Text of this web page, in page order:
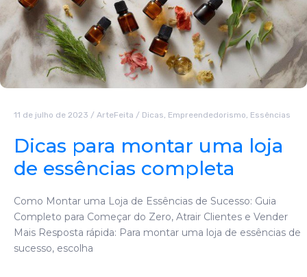
11 de julho de 2023 / ArteFeita / Dicas Empreendedorismo Essências
Dicas para montar uma loja
de essências completa
Como Montar uma Loja de Essências de Sucesso: Guia
Completo para Começar do Zero, Atrair Clientes e Vender
Mais Resposta rápida: Para montar uma loja de essências de
sucesso, escolha